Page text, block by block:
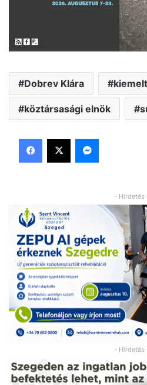
Dobrev Klára kiemelt
köztársasági elnök
Facebook
X Messenger
- Hirdetés
- Hirdetés